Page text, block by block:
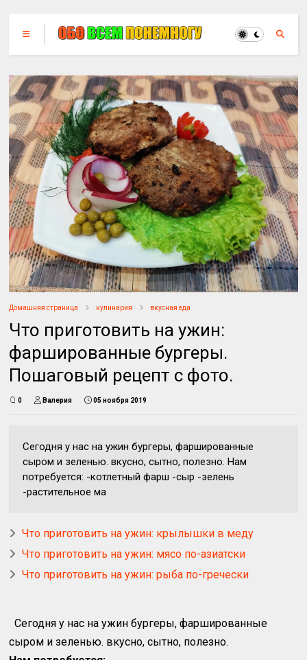
Домашняя страница кулинария вкусная еда
Что приготовить на ужин:
фаршированные бургеры.
Пошаговый рецепт с фото.
0 Валерия 05 ноября 2019
Сегодня у нас на ужин бургеры, фаршированные
сыром и зеленью. вкусно, сытно, полезно. Нам
потребуется: -котлетный фарш -сыр -зелень
-растительное ма
Что приготовить на ужин: крылышки в меду
Что приготовить на ужин: мясо по-азиатски
Что приготовить на ужин: рыба по-гречески
Сегодня у нас на ужин бургеры, фаршированные
сыром и зеленью. вкусно, сытно, полезно.